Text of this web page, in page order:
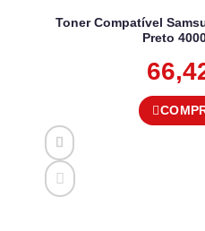
Toner Compatível
Preto